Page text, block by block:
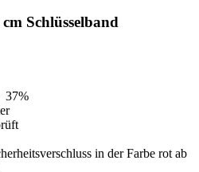
Schlüsselband
37%